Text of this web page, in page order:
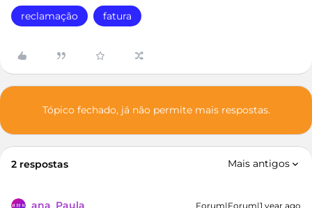
reclamação fatura
Tópico fechado, já não permite mais respostas.
2 respostas Mais antigos
ana_Paula Forum|Forum|1 year ago